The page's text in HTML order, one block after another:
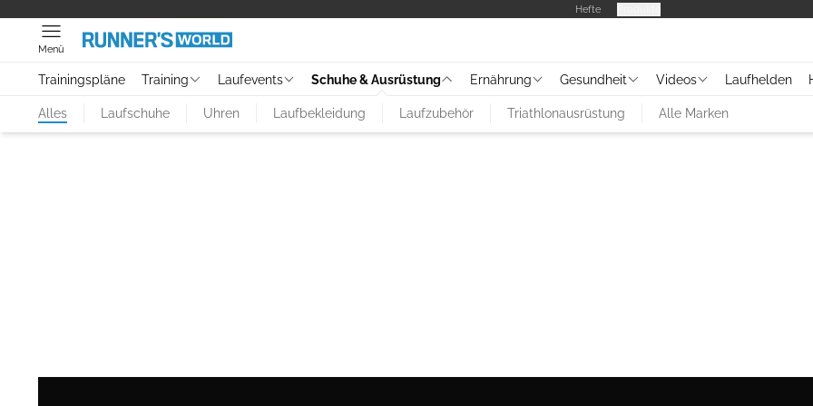
Hefte
Menü
Trainingspläne Training Laufevents Schuhe & Ausrüstung Ernährung Gesundheit Videos Laufhelden
Alles Laufschuhe Uhren Laufbekleidung Laufzubehör Triathlonausrüstung Alle Marken